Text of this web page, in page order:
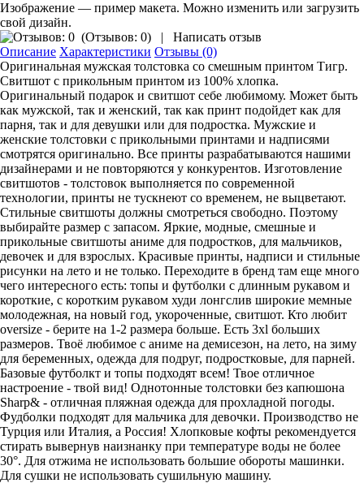
Изображение — пример макета. Можно изменить или загрузить
свой дизайн.
(Отзывов: 0) |
Написать отзыв
Описание Характеристики Отзывы (0)
Оригинальная мужская толстовка со смешным принтом Тигр.
Свитшот с прикольным принтом из 100% хлопка.
Оригинальный подарок и свитшот себе любимому. Может быть
как мужской, так и женский, так как принт подойдет как для
парня, так и для девушки или для подростка. Мужские и
женские толстовки с прикольными принтами и надписями
смотрятся оригинально. Все принты разрабатываются нашими
дизайнерами и не повторяются у конкурентов. Изготовление
свитшотов - толстовок выполняется по современной
технологии, принты не тускнеют со временем, не выцветают.
Стильные свитшоты должны смотреться свободно. Поэтому
выбирайте размер с запасом. Яркие, модные, смешные и
прикольные свитшоты аниме для подростков, для мальчиков,
девочек и для взрослых. Красивые принты, надписи и стильные
рисунки на лето и не только. Переходите в бренд там еще много
чего интересного есть: топы и футболки с длинным рукавом и
короткие, с коротким рукавом худи лонгслив широкие мемные
молодежная, на новый год, укороченные, свитшот. Кто любит
oversize - берите на 1-2 размера больше. Есть 3xl больших
размеров. Твоё любимое с аниме на демисезон, на лето, на зиму
для беременных, одежда для подруг, подростковые, для парней.
Базовые футболкт и топы подходят всем! Твое отличное
настроение - твой вид! Однотонные толстовки без капюшона
Sharp& - отличная пляжная одежда для прохладной погоды.
Фудболки подходят для мальчика для девочки. Производство не
Турция или Италия, а Россия! Хлопковые кофты рекомендуется
стирать вывернув наизнанку при температуре воды не более
30°. Для отжима не использовать большие обороты машинки.
Для сушки не использовать сушильную машину.